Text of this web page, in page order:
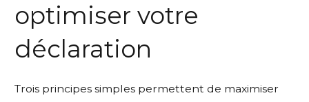
optimiser votre
déclaration
Trois principes simples permettent de maximiser